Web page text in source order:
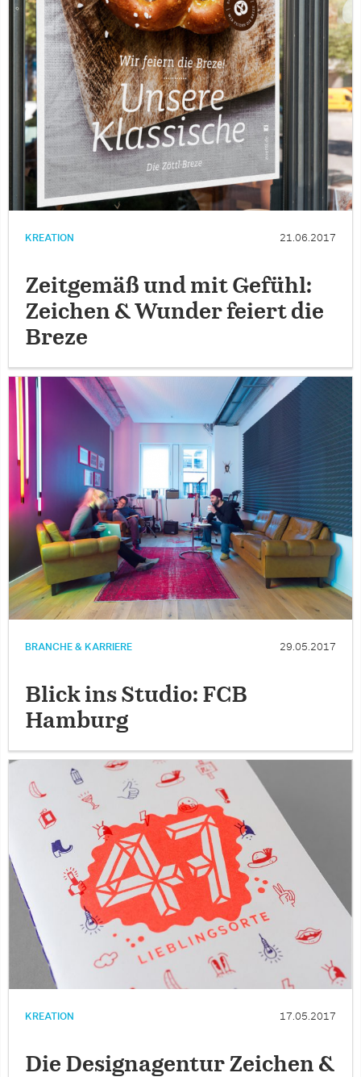
KREATION 21.06.2017
Zeitgemäß und mit Gefühl:
Zeichen & Wunder feiert die
Breze
BRANCHE & KARRIERE 29.05.2017
Blick ins Studio: FCB
Hamburg
KREATION 17.05.2017
Die Designagentur Zeichen &